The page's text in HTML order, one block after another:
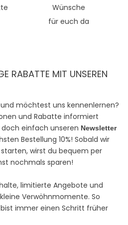
Wünsche
für euch da
RABATTE MIT UNSEREN
möchtest uns kennenlernen?
und Rabatte informiert
einfach unseren Newsletter
Bestellung 10%! Sobald wir
wirst du bequem per
nochmals sparen!
limitierte Angebote und
Verwöhnmomente. So
immer einen Schritt früher